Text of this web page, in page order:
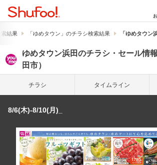
結果 「ゆめタウン」のチラシ検索結果 「ゆめタウン
ゆめタウン浜田のチラシ・セール情
田市）
チラシ タイム ライン
8/6(木)-8/10(月)_